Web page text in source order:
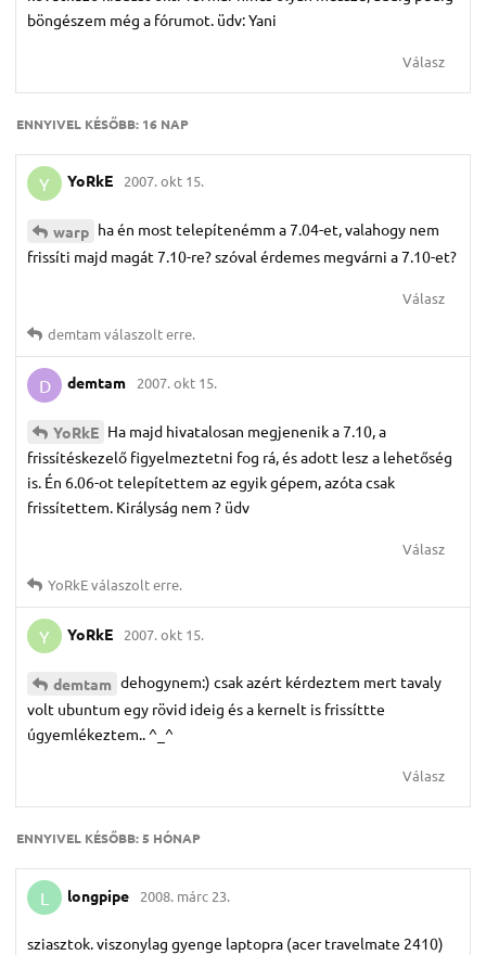
böngészem még a fórumot. üdv: Yani
Válasz
ENNYIVEL KÉSŐBB: 16 NAP
Y YoRkE 2007. okt 15.
warp ha én most telepítenémm a 7.04-et, valahogy nem
frissíti majd magát 7.10-re? szóval érdemes megvárni a 7.10-et?
Válasz
demtamválaszolt erre.
D demtam 2007. okt 15.
YoRkE Ha majd hivatalosan megjenenik a 7.10, a
frissítéskezelő figyelmeztetni fog rá, és adott lesz a lehetőség
is. Én 6.06-ot telepítettem az egyik gépem, azóta csak
frissítettem. Királyság nem ? üdv
Válasz
YoRkEválaszolt erre.
Y YoRkE 2007. okt 15.
demtam dehogynem:) csak azért kérdeztem mert tavaly
volt ubuntum egy rövid ideig és a kernelt is frissíttte
úgyemlékeztem.. ^_^
Válasz
ENNYIVEL KÉSŐBB:5 HÓNAP
L longpipe 2008. márc 23.
sziasztok. viszonylag gyenge laptopra (acer travelmate 2410)